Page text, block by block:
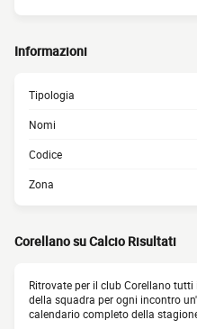
Informazioni
Tipologia
Nomi
Codice
Zona
Corellano su Calcio Risultati
Ritrovate per il club Corellano
della squadra per ogni incontro
calendario completo della